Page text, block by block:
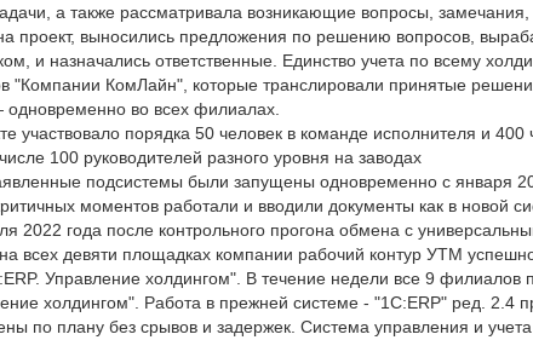
а также рассматривала возникающие вопросы,
проект, выносились предложения по решению вопросов,
и назначались ответственные. Единство учета по всему
"Компании КомЛайн", которые транслировали принятые
одновременно во всех филиалах.
участвовало порядка 50 человек в команде исполнителя и 400
100 руководителей разного уровня на заводах
подсистемы были запущены одновременно с января
моментов работали и вводили документы как в новой
2022 года после контрольного прогона обмена с
всех девяти площадках компании рабочий контур УТМ
Управление холдингом". В течение недели все 9 филиалов
холдингом". Работа в прежней системе - "1C:ERP" ред. 2.4
по плану без срывов и задержек. Система управления и